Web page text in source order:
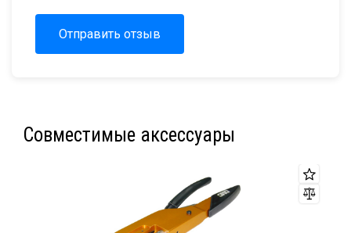
Отправить отзыв
Совместимые аксессуары